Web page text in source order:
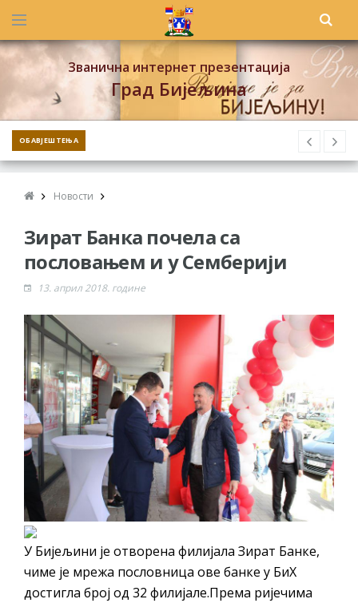
Званична интернет презентација
Град Бијељина
ОБАВЈЕШТЕЊА
Новости
Зират Банка почела са
пословањем и у Семберији
13. април 2018. године
У Бијељини је отворена филијала Зират Банке,
чиме је мрежа пословница ове банке у БиХ
достигла број од 32 филијале.Према ријечима